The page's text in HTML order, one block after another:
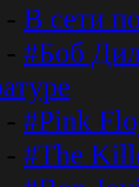
- В сети
- #Боб
- #Pink
- #The